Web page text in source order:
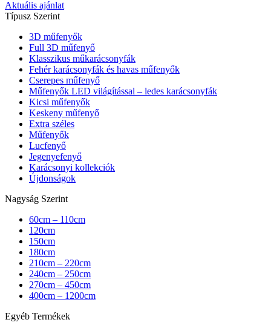
Aktuális ajánlat
Típusz Szerint
3D műfenyők
Full 3D műfenyő
Klasszikus műkarácsonyfák
Fehér karácsonyfák és havas műfenyők
Cserepes műfenyő
Műfenyők LED világítással – ledes karácsonyfák
Kicsi műfenyők
Keskeny műfenyő
Extra széles
Műfenyők
Lucfenyő
Jegenyefenyő
Karácsonyi kollekciók
Újdonságok
Nagyság Szerint
60cm – 110cm
120cm
150cm
180cm
210cm – 220cm
240cm – 250cm
270cm – 450cm
400cm – 1200cm
Egyéb Termékek